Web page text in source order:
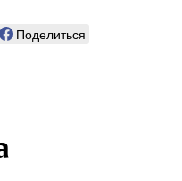
Поделиться